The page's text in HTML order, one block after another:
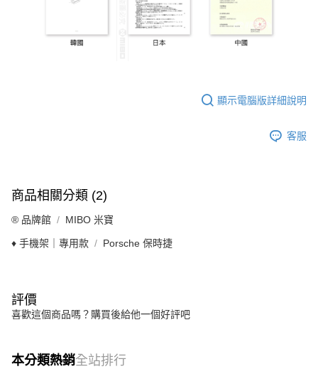
顯示電腦版詳細說明
客服
商品相關分類 (2)
®️ 品牌館 MIBO 米寶
♦️ 手機架｜專用款 Porsche 保時捷
評價
喜歡這個商品嗎？購買後給他一個好評吧
本分類熱銷全站排行